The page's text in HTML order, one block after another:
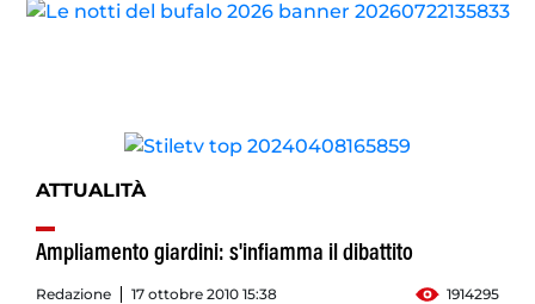
ATTUALITÀ
Ampliamento giardini: s'infiamma il dibattito
Redazione 17 ottobre 2010 15:38 1914295